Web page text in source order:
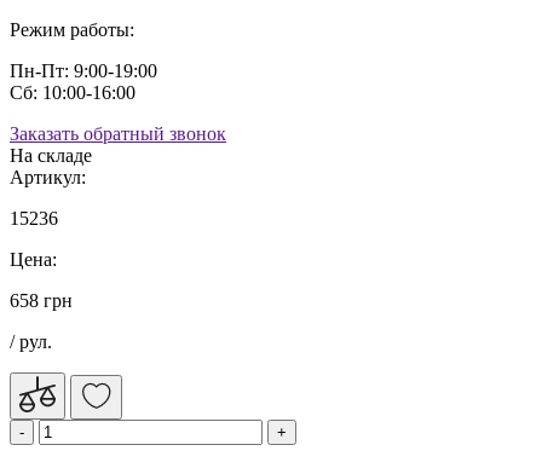
Режим работы:
Пн-Пт: 9:00-19:00
Сб: 10:00-16:00
Заказать обратный звонок
На складе
Артикул:
15236
Цена:
658 грн
/ рул.